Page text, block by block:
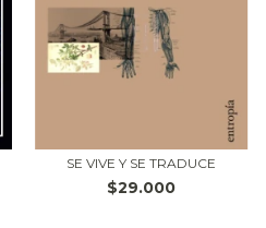
SE VIVE Y SE TRADUCE
$29.000